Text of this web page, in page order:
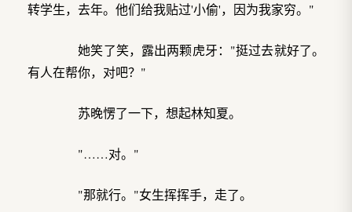
转学生，去年。他们给我贴过'小偷'，因为我家穷。"
她笑了笑，露出两颗虎牙："挺过去就好了。
有人在帮你，对吧？"
苏晚愣了一下，想起林知夏。
"……对。"
"那就行。"女生挥挥手，走了。